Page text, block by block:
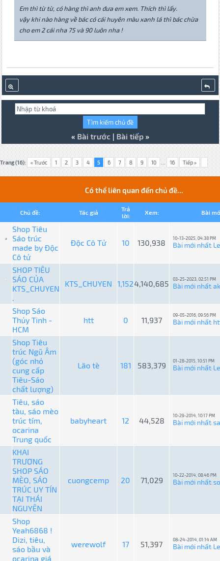
Em thì từ từ, có hàng thì anh đưa em xem. Thích thì lấy.
vậy khi nào hàng về bác có cái huyên màu xanh lá thì bác chừa
cho em 2 cái nha 75 và 90 luôn nha !
« Bài trước| Bài tiếp»
Trang (16): « Trước 1 2 3 4 5 6 7 8 9 10 ... 16 Tiếp »
Có thể liên quan đến chủ đề...
Chủ đề: Tác giả
Trả
lời:
Xem: Bài
Shop Tiêu
Sáo trúc
made by Độc
Cô tử
Độc Cô Tử 10 130,938 10-13-2025, 04:38 PM
Bài mới nhất:
SHOP TIÊU
SÁO CỦA
KTS_CHUYEN
.
KTS_CHUYEN 1,1524,140,685 03-25-2023, 02:51 PM
Bài mới nhất:
Shop Sáo
Thủy Tinh -
HCM
htt 0 11,937
09-05-2016, 09:56 PM
Bài mới nhất:
Shop Tiêu
trúc Ngũ Âm
(góc nhỏ
cung cấp
Tiêu-Sáo
chất lượng)
Lão tè 181 583,379 01-28-2015, 10:51 PM
Bài mới nhất:
Tiêu, sáo
tàu, sáo mèo
trúc tím,
ocarina
Trung quốc
babyheart 12 44,528
10-29-2014, 10:17 PM
Bài mới nhất:
KHAI
TRƯƠNG
SHOP SÁO
MÈO, SÁO
TRÚC UY TÍN
TẠI THÁI
NGUYÊN
cuongcemp 20 71,029
10-22-2014, 08:46 PM
Bài mới nhất:
Shop
Yeah6868 !
Dizi, tiêu,
sáo bầu và
ocarina giá
werewolf 17 51,397 08-24-2014, 01:14 AM
Bài mới nhất: